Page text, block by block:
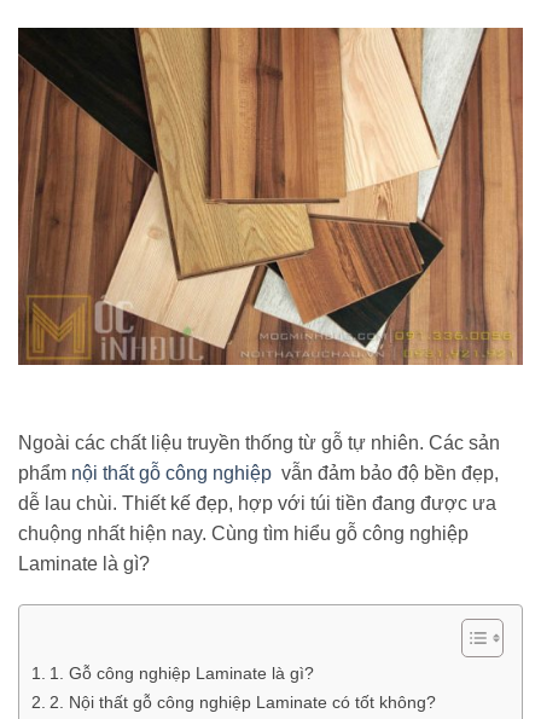
Ngoài các chất liệu truyền thống từ gỗ tự nhiên. Các sản
phẩm nội thất gỗ công nghiệp vẫn đảm bảo độ bền đẹp,
dễ lau chùi. Thiết kế đẹp, hợp với túi tiền đang được ưa
chuộng nhất hiện nay. Cùng tìm hiểu gỗ công nghiệp
Laminate là gì?
1. Gỗ công nghiệp Laminate là gì?
2. Nội thất gỗ công nghiệp Laminate có tốt không?